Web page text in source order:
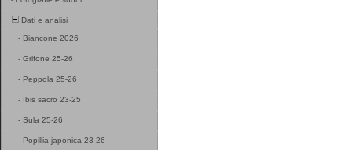
Dati e analisi
- Biancone 2026
- Grifone 25-26
- Peppola 25-26
- Ibis sacro 23-25
- Sula 25-26
- Popillia japonica 23-26